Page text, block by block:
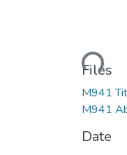
Loading...
Files
M941
M941
Date